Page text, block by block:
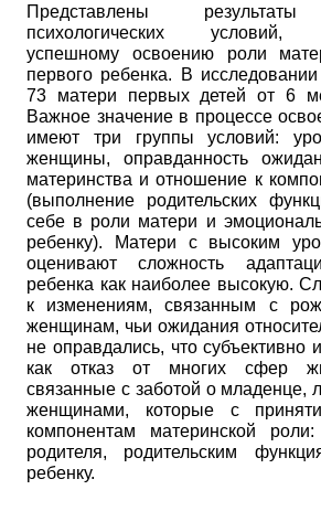
Представлены результаты
психологических условий,
успешному освоению роли
первого ребенка. В
73 матери первых детей от 6
Важное значение в процессе
имеют три группы условий:
женщины, оправданность
материнства и отношение к
(выполнение родительских
себе в роли матери и
ребенку). Матери с высоким
оценивают сложность
ребенка как наиболее высокую.
к изменениям, связанным с
женщинам, чьи ожидания
не оправдались, что субъективно
как отказ от многих сфер
связанные с заботой о младенце,
женщинами, которые с
компонентам материнской
родителя, родительским
ребенку.